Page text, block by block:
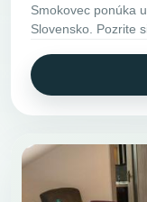
Smokovec ponúka
Slovensko. Pozrite